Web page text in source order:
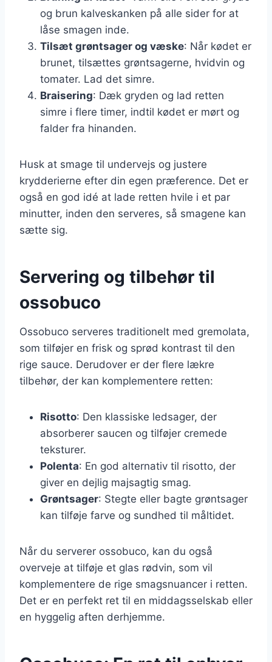
og brun kalveskanken på alle sider for at
låse smagen inde.
Tilsæt grøntsager og væske: Når kødet er
brunet, tilsættes grøntsagerne, hvidvin og
tomater. Lad det simre.
Braisering: Dæk gryden og lad retten
simre i flere timer, indtil kødet er mørt og
falder fra hinanden.
Husk at smage til undervejs og justere
krydderierne efter din egen præference. Det er
også en god idé at lade retten hvile i et par
minutter, inden den serveres, så smagene kan
sætte sig.
Servering og tilbehør til
ossobuco
Ossobuco serveres traditionelt med gremolata,
som tilføjer en frisk og sprød kontrast til den
rige sauce. Derudover er der flere lækre
tilbehør, der kan komplementere retten:
Risotto: Den klassiske ledsager, der
absorberer saucen og tilføjer cremede
teksturer.
Polenta: En god alternativ til risotto, der
giver en dejlig majsagtig smag.
Grøntsager: Stegte eller bagte grøntsager
kan tilføje farve og sundhed til måltidet.
Når du serverer ossobuco, kan du også
overveje at tilføje et glas rødvin, som vil
komplementere de rige smagsnuancer i retten.
Det er en perfekt ret til en middagsselskab eller
en hyggelig aften derhjemme.